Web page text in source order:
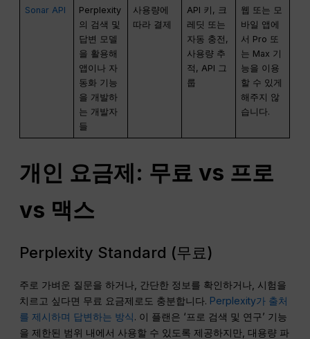
Sonar API
Perplexity
의 검색 및
답변 모델
을 활용해
앱이나 자
동화 기능
을 개발하
는 개발자
들
사용량에
따라 결제
API 키, 크
레딧 또는
자동 충전,
사용량 추
적, API 그
룹
웹 또는 모
바일 앱에
서 Pro 또
는 Max 기
능을 이용
할 수 있게
해주지 않
습니다.
개인 요금제: 무료 vs 프로
vs 맥스
Perplexity Standard (무료)
주로 가벼운 질문을 하거나, 간단한 정보를 확인하거나, 시험을
치르고 싶다면 무료 요금제로도 충분합니다. Perplexity가 출처
를 제시하며 답변하는 방식. 이 플랜은 ‘프로 검색 및 연구’ 기능
을 제한된 범위 내에서 사용할 수 있도록 제공하지만, 대용량 파